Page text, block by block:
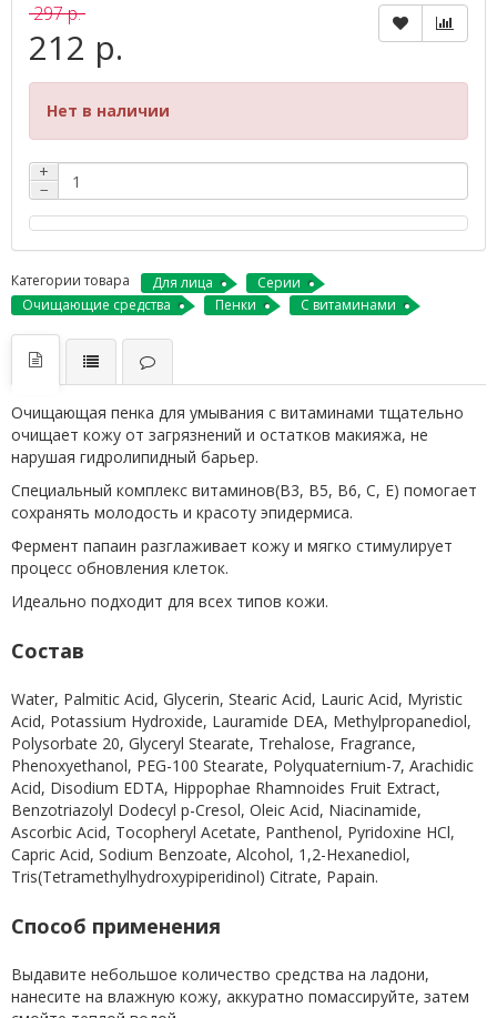
297 р.
212 р.
Нет в наличии
+
−
Категории товара Для лица
Серии
Очищающие средства
Пенки С витаминами
Очищающая пенка для умывания с витаминами тщательно
очищает кожу от загрязнений и остатков макияжа, не
нарушая гидролипидный барьер.
Специальный комплекс витаминов(В3, В5, В6, С, Е) помогает
сохранять молодость и красоту эпидермиса.
Фермент папаин разглаживает кожу и мягко стимулирует
процесс обновления клеток.
Идеально подходит для всех типов кожи.
Состав
Water, Palmitic Acid, Glycerin, Stearic Acid, Lauric Acid, Myristic
Acid, Potassium Hydroxide, Lauramide DEA, Methylpropanediol,
Polysorbate 20, Glyceryl Stearate, Trehalose, Fragrance,
Phenoxyethanol, PEG-100 Stearate, Polyquaternium-7, Arachidic
Acid, Disodium EDTA, Hippophae Rhamnoides Fruit Extract,
Benzotriazolyl Dodecyl p-Cresol, Oleic Acid, Niacinamide,
Ascorbic Acid, Tocopheryl Acetate, Panthenol, Pyridoxine HCl,
Capric Acid, Sodium Benzoate, Alcohol, 1,2-Hexanediol,
Tris(Tetramethylhydroxypiperidinol) Citrate, Papain.
Способ применения
Выдавите небольшое количество средства на ладони,
нанесите на влажную кожу, аккуратно помассируйте, затем